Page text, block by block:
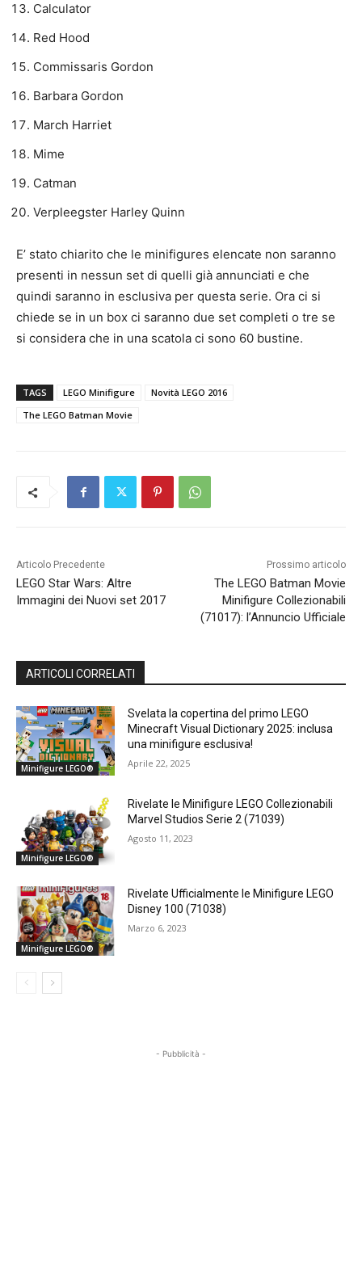
Calculator
Red Hood
Commissaris Gordon
Barbara Gordon
March Harriet
Mime
Catman
Verpleegster Harley Quinn
E’ stato chiarito che le minifigures elencate non saranno
presenti in nessun set di quelli già annunciati e che
quindi saranno in esclusiva per questa serie. Ora ci si
chiede se in un box ci saranno due set completi o tre se
si considera che in una scatola ci sono 60 bustine.
TAGS LEGO Minifigure
Novità LEGO 2016
The LEGO Batman Movie
Articolo Precedente
LEGO Star Wars: Altre
Immagini dei Nuovi set 2017
Prossimo articolo
The LEGO Batman Movie
Minifigure Collezionabili
(71017): l’Annuncio Ufficiale
ARTICOLI CORRELATI
Minifigure LEGO®
Svelata la copertina del primo LEGO
Minecraft Visual Dictionary 2025: inclusa
una minifigure esclusiva!
Aprile 22, 2025
Minifigure LEGO®
Rivelate le Minifigure LEGO Collezionabili
Marvel Studios Serie 2 (71039)
Agosto 11, 2023
Minifigure LEGO®
Rivelate Ufficialmente le Minifigure LEGO
Disney 100 (71038)
Marzo 6, 2023
- Pubblicità -